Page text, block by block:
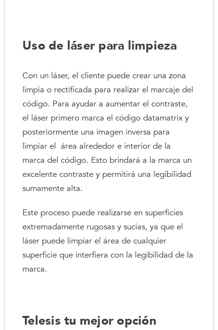
Uso de láser para limpieza
Con un láser, el cliente puede crear una zona
limpia o rectificada para realizar el marcaje del
código. Para ayudar a aumentar el contraste,
el láser primero marca el código datamatrix y
posteriormente una imagen inversa para
limpiar el área alrededor e interior de la
marca del código. Esto brindará a la marca un
excelente contraste y permitirá una legibilidad
sumamente alta.
Este proceso puede realizarse en superficies
extremadamente rugosas y sucias, ya que el
láser puede limpiar el área de cualquier
superficie que interfiera con la legibilidad de la
marca.
Telesis tu mejor opción